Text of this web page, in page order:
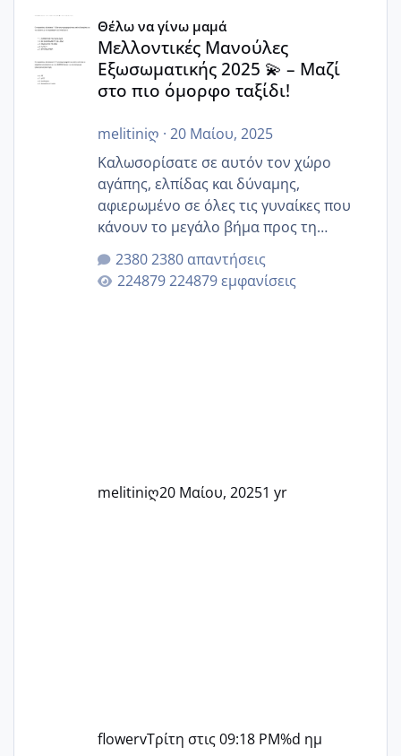
Μελλοντικές Μανούλες Εξωσωματικής 2025 💫 – Μαζί
Θέλω να γίνω μαμά
Μελλοντικές Μανούλες
Εξωσωματικής 2025 💫 – Μαζί
στο πιο όμορφο ταξίδι!
melitiniღ · 20 Μαίου, 2025
Καλωσορίσατε σε αυτόν τον χώρο
αγάπης, ελπίδας και δύναμης,
αφιερωμένο σε όλες τις γυναίκες που
κάνουν το μεγάλο βήμα προς τη
μητρότητα μέσω εξωσωματικής το 2025.
Εδώ θα μοιραστούμε αγωνίες, χαρές,
εμπειρίες και κάθε μικρή ή μεγάλη
2380 απαντήσεις
224879 εμφανίσεις
melitiniღ20 Μαίου, 20251 yr
flowervΤρίτη στις 09:18 PM%d ημ